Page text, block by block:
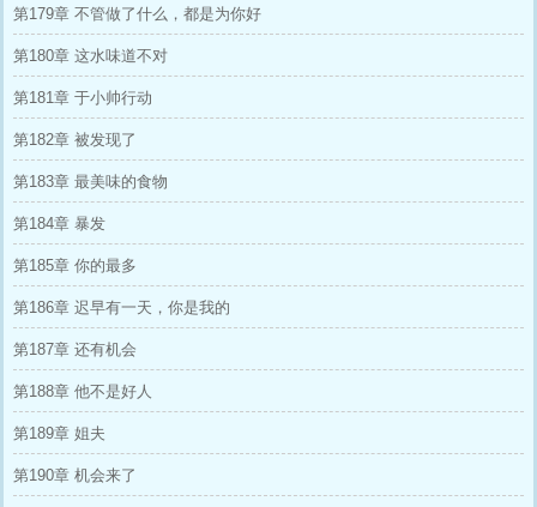
第179章 不管做了什么，都是为你好
第180章 这水味道不对
第181章 于小帅行动
第182章 被发现了
第183章 最美味的食物
第184章 暴发
第185章 你的最多
第186章 迟早有一天，你是我的
第187章 还有机会
第188章 他不是好人
第189章 姐夫
第190章 机会来了